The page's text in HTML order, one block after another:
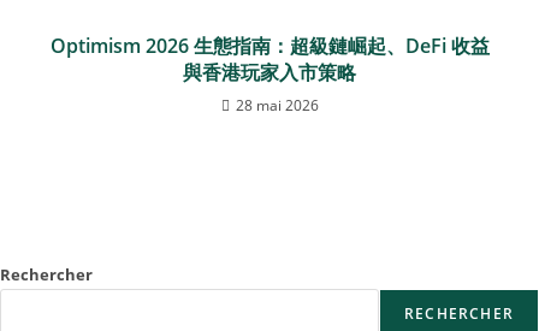
Optimism 2026 生態指南：超級鏈崛起、DeFi 收益
與香港玩家入市策略
28 mai 2026
Rechercher
RECHERCHER